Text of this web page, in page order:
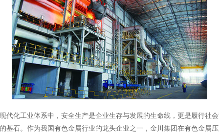
代化工业体系中，安全生产是企业生存与发展的生命线，更是履行社
基石。作为我国有色金属行业的龙头企业之一，金川集团在有色金属